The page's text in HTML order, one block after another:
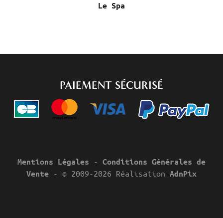
Le Spa
PAIEMENT SÉCURISÉ
Mentions Légales - Conditions Générales de
Vente - © 2009-2026 Réalisation AdnPix